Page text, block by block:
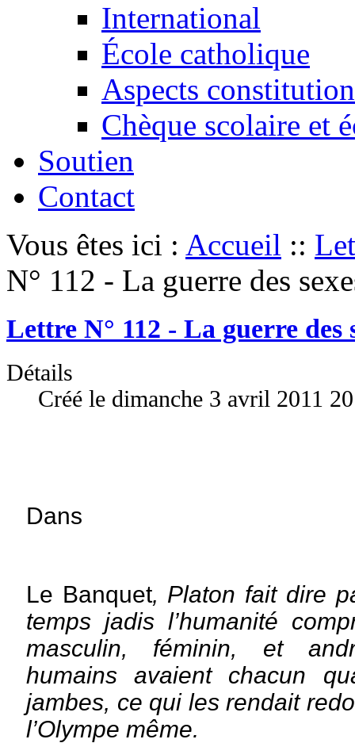
International
École catholique
Aspects
Chèque scolaire et
Soutien
Contact
Vous êtes ici : Accueil ::
N° 112 - La guerre des
Lettre N° 112 - La guerre des
Détails
Créé le dimanche 3 avril 2011
Dans
Le Banquet, Platon fait dire
temps jadis l’humanité
masculin, féminin, et
humains avaient chacun
jambes, ce qui les rendait
l’Olympe même.